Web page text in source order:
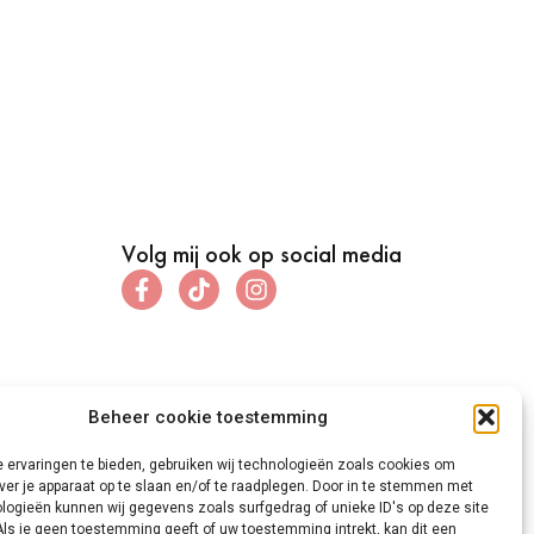
Beheer cookie toestemming
ervaringen te bieden, gebruiken wij technologieën zoals cookies om
je apparaat op te slaan en/of te raadplegen. Door in te stemmen met
kunnen wij gegevens zoals surfgedrag of unieke ID's op deze site
je geen toestemming geeft of uw toestemming intrekt, kan dit een
Volg mij ook op social media